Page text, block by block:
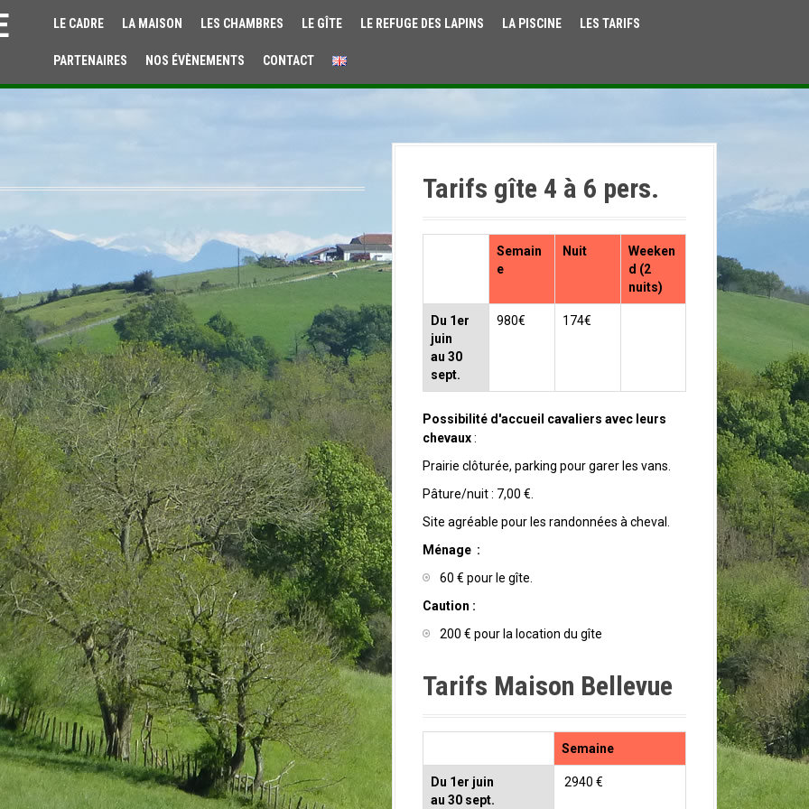
LE CADRE LA MAISON LES CHAMBRES LE GÎTE LE REFUGE DES LAPINS LA PISCINE LES TARIFS
PARTENAIRES NOS ÉVÈNEMENTS CONTACT
Tarifs gîte 4 à 6 pers.
Semain
e
Nuit
Weeken
d (2
nuits)
Du 1er
juin
au 30
sept.
980€ 174€
Possibilité d'accueil cavaliers avec leurs
chevaux:
Prairie clôturée, parking pour garer les vans.
Pâture/nuit : 7,00 €.
Site agréable pour les randonnées à cheval.
Ménage :
60 € pour le gîte.
Caution :
200 € pour la location du gîte
Tarifs Maison Bellevue
Semaine
Du 1er juin
au 30 sept.
2940 €